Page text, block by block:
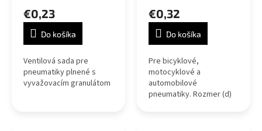
€0,23
Do košíka
Ventilová sada pre
pneumatiky plnené s
vyvažovacím granulátom
€0,32
Do košíka
Pre bicyklové,
motocyklové a
automobilové
pneumatiky. Rozmer (d)